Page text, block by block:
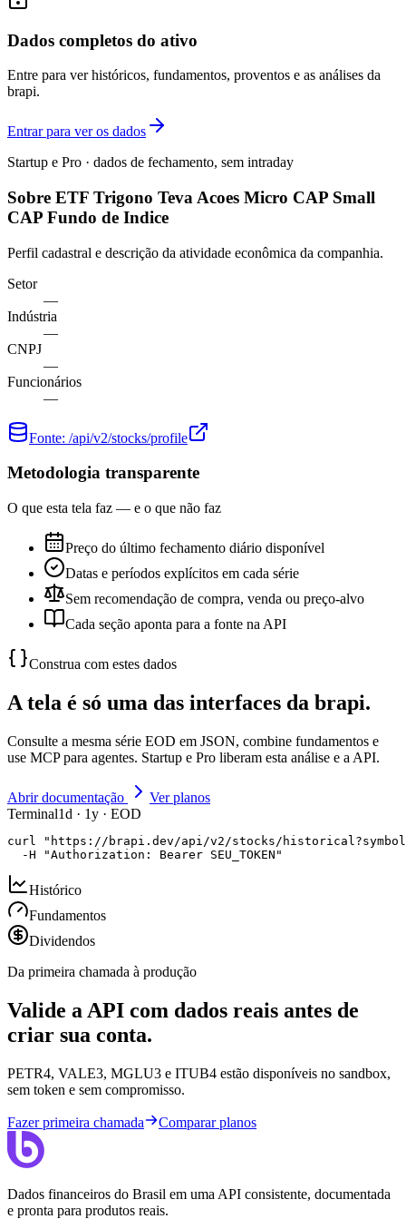
Dados completos do ativo
Entre para ver históricos, fundamentos, proventos e as análises da
brapi.
Entrar para ver os dados
Startup e Pro · dados de fechamento, sem intraday
Sobre ETF Trigono Teva Acoes Micro CAP Small
CAP Fundo de Indice
Perfil cadastral e descrição da atividade econômica da companhia.
Setor
—
Indústria
—
CNPJ
—
Funcionários
—
Fonte: /api/v2/stocks/profile
Metodologia transparente
O que esta tela faz — e o que não faz
Preço do último fechamento diário disponível
Datas e períodos explícitos em cada série
Sem recomendação de compra, venda ou preço-alvo
Cada seção aponta para a fonte na API
Construa com estes dados
A tela é só uma das interfaces da brapi.
Consulte a mesma série EOD em JSON, combine fundamentos e
use MCP para agentes. Startup e Pro liberam esta análise e a API.
Abrir documentação
Ver planos
Terminal1d · 1y · EOD
curl "https://brapi.dev/api/v2/stocks/
  -H "Authorization: Bearer SEU_TOKEN"
Histórico
Fundamentos
Dividendos
Da primeira chamada à produção
Valide a API com dados reais antes de
criar sua conta.
PETR4, VALE3, MGLU3 e ITUB4 estão disponíveis no sandbox,
sem token e sem compromisso.
Fazer primeira chamada Comparar planos
Dados financeiros do Brasil em uma API consistente, documentada
e pronta para produtos reais.